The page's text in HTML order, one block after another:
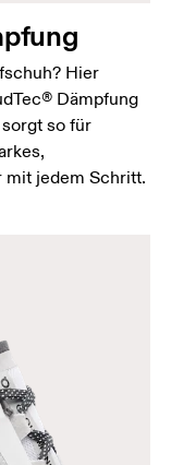
Hier
Dämpfung
so für
mit jedem Schritt.